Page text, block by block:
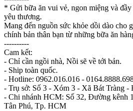
* Gửi bữa ăn vui vẻ, ngon miệng và
yêu thương.
Mang đến nguồn sức khỏe dồi dào cho
chính bản thân bạn từ những bữa ăn
----------
Cam kết:
- Chỉ cần ngồi nhà, Nồi sẽ về tới bản.
- Ship toàn quốc.
- Hotline: 0962.016.016 -
- Trụ sở: Số 3 - Xóm 3 - Xã Bát Tràng -
- Chi nhánh HCM: Số 32, Đường kênh
Tân Phú, Tp. HCM